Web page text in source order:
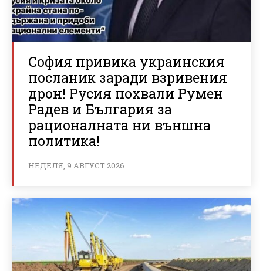
София привика украинския
посланик заради взривения
дрон! Русия похвали Румен
Радев и България за
рационалната ни външна
политика!
НЕДЕЛЯ, 9 АВГУСТ 2026